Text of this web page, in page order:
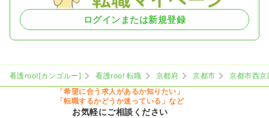
ログインまたは新規登録
看護roo![カンゴルー] 看護roo! 転職 京都府 京都市
京都市西京
「希望に合う求人があるか知りたい」
「転職するかどうか迷っている」など
お気軽にご相談ください